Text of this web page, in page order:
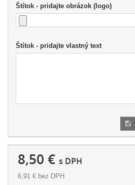
Štítok - pridajte obrázok (logo)
Štítok - pridajte vlastný text
8,50 € s DPH
6,91 € bez DPH